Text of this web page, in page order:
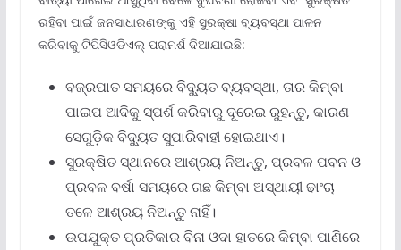
ରହିବା ପାଇଁ ଜନସାଧାରଣଙ୍କୁ ଏହି ସୁରକ୍ଷା ବ୍ୟବସ୍ଥା ପାଳନ
କରିବାକୁ ଟିପିସିଓଡିଏଲ୍ ପରାମର୍ଶ ଦିଆଯାଇଛି:
ବଜ୍ରପାତ ସମୟରେ ବିଦ୍ୟୁତ ବ୍ୟବସ୍ଥା, ତାର କିମ୍ବା
ପାଇପ ଆଦିକୁ ସ୍ପର୍ଶ କରିବାରୁ ଦୂରେଇ ରୁହନ୍ତୁ, କାରଣ
ସେଗୁଡ଼ିକ ବିଦ୍ୟୁତ ସୁପାରିବାହୀ ହୋଇଥାଏ।
ସୁରକ୍ଷିତ ସ୍ଥାନରେ ଆଶ୍ରୟ ନିଅନ୍ତୁ, ପ୍ରବଳ ପବନ ଓ
ପ୍ରବଳ ବର୍ଷା ସମୟରେ ଗଛ କିମ୍ବା ଅସ୍ଥାୟୀ ଢାଂଚା
ତଳେ ଆଶ୍ରୟ ନିଅନ୍ତୁ ନାହିଁ।
ଉପଯୁକ୍ତ ପ୍ରତିକାର ବିନା ଓଦା ହାତରେ କିମ୍ବା ପାଣିରେ